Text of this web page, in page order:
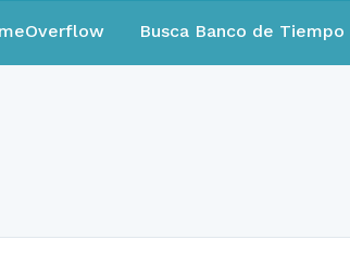
Busca Banco de Tiempo